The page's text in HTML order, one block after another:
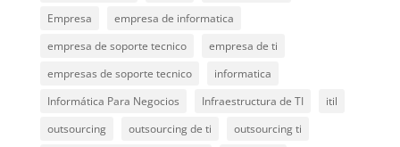
Empresa
empresa de informatica
empresa de soporte tecnico
empresa de ti
empresas de soporte tecnico
informatica
Informática Para Negocios
Infraestructura de TI
itil
outsourcing
outsourcing de ti
outsourcing ti